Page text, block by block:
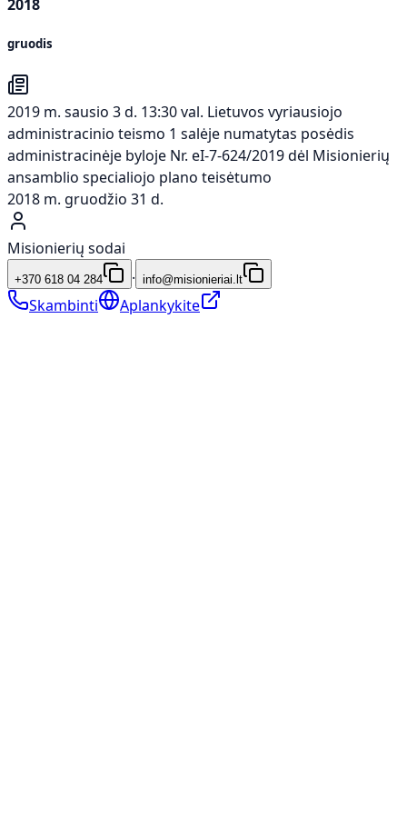
2018
gruodis
2019 m. sausio 3 d. 13:30 val. Lietuvos vyriausiojo
administracinio teismo 1 salėje numatytas posėdis
administracinėje byloje Nr. eI-7-624/2019 dėl Misionierių
ansamblio specialiojo plano teisėtumo
2018 m. gruodžio 31 d.
Misionierių sodai
+370 618 04 284 · info@misionieriai.lt
Skambinti Aplankykite